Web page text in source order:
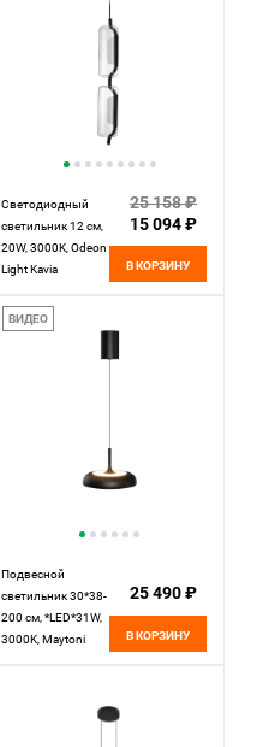
Светодиодный
светильник 12 см,
20W, 3000K, Odeon
Light Kavia
25 158 ₽
15 094 ₽
В КОРЗИНУ
ВИДЕО
Подвесной
светильник 30*38-
200 см, *LED*31W,
3000K, Maytoni
25 490 ₽
В КОРЗИНУ